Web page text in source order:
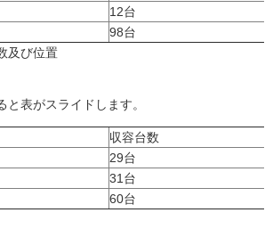
12台
98台
及び位置
表がスライドします。
収容台数
29台
31台
60台